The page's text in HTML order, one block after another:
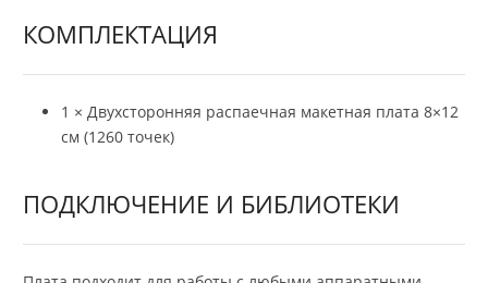
КОМПЛЕКТАЦИЯ
1 × Двухсторонняя распаечная макетная плата 8×12
см (1260 точек)
ПОДКЛЮЧЕНИЕ И БИБЛИОТЕКИ